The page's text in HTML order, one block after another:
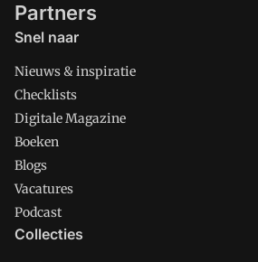
Partners
Snel naar
Nieuws & inspiratie
Checklists
Digitale Magazine
Boeken
Blogs
Vacatures
Podcast
Collecties